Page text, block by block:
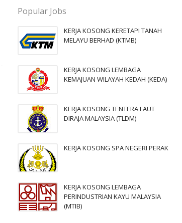
Popular Jobs
KERJA KOSONG KERETAPI TANAH
MELAYU BERHAD (KTMB)
KERJA KOSONG LEMBAGA
KEMAJUAN WILAYAH KEDAH (KEDA)
KERJA KOSONG TENTERA LAUT
DIRAJA MALAYSIA (TLDM)
KERJA KOSONG SPA NEGERI PERAK
KERJA KOSONG LEMBAGA
PERINDUSTRIAN KAYU MALAYSIA
(MTIB)